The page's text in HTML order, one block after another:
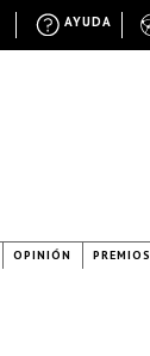
OPINIÓN PREMIOS
AYUDA